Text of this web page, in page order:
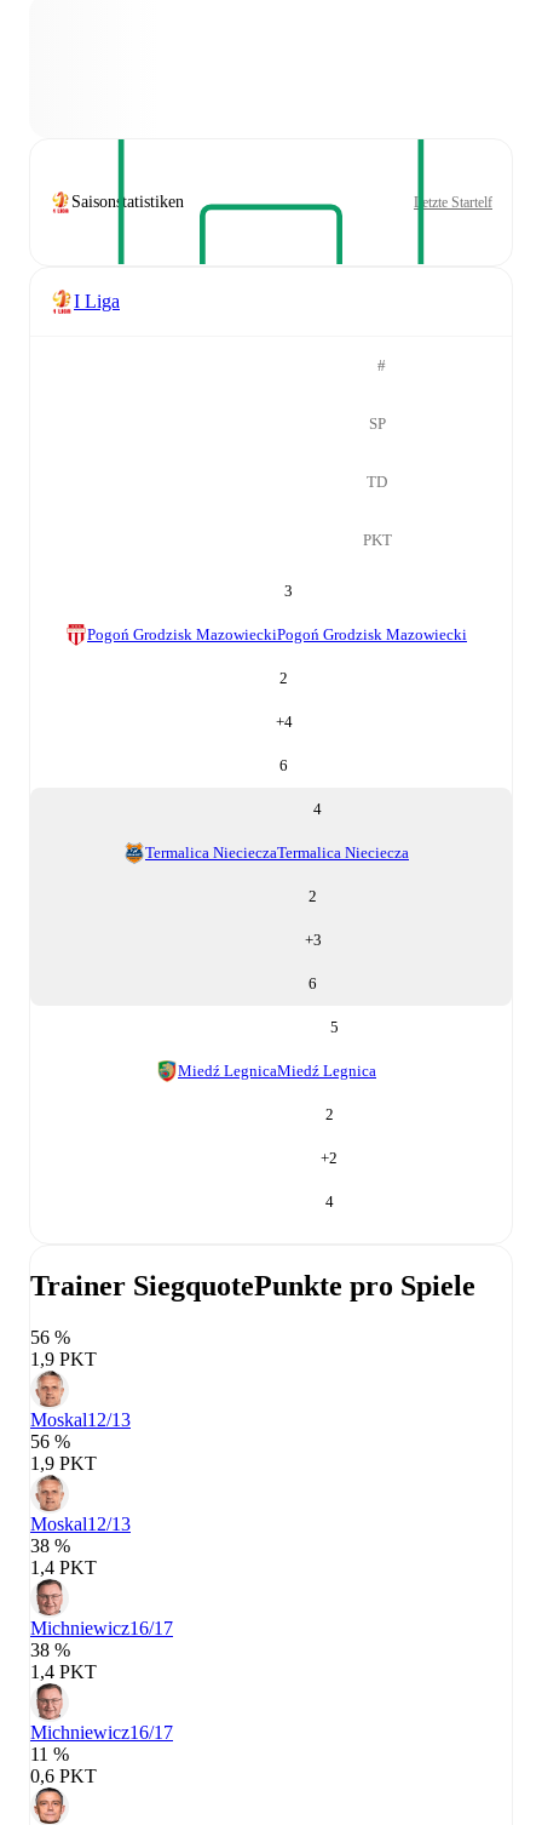
Saisonstatistiken Letzte Startelf
I Liga
#
SP
TD
PKT
3
Pogoń Grodzisk MazowieckiPogoń Grodzisk Mazowiecki
2
+4
6
4
Termalica NiecieczaTermalica Nieciecza
2
+3
6
5
Miedź LegnicaMiedź Legnica
2
+2
4
Trainer SiegquotePunkte pro Spiele
56 %
1,9 PKT
Moskal12/13
56 %
1,9 PKT
Moskal12/13
38 %
1,4 PKT
Michniewicz16/17
38 %
1,4 PKT
Michniewicz16/17
11 %
0,6 PKT